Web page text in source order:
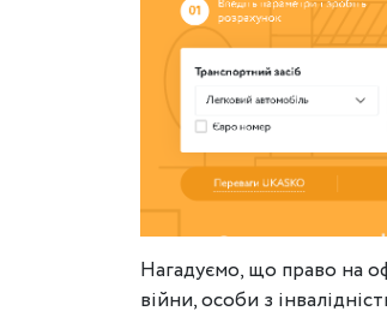
Нагадуємо, що право на
війни, особи з